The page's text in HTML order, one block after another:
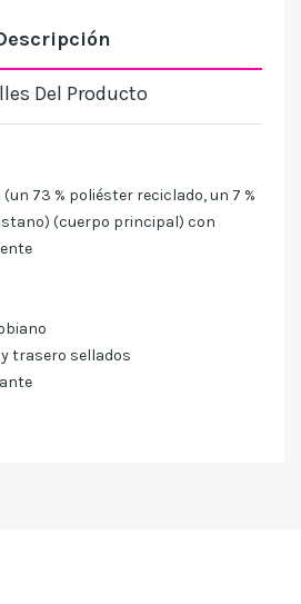
Del Producto
73 % poliéster reciclado, un 7 %
(cuerpo principal) con
trasero sellados